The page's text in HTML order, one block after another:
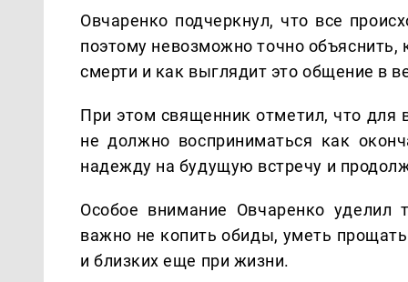
Овчаренко подчеркнул, что все
поэтому невозможно точно
смерти и как выглядит это общение в
При этом священник отметил, что для
не должно восприниматься как
надежду на будущую встречу и
Особое внимание Овчаренко
важно не копить обиды, уметь
и близких еще при жизни.